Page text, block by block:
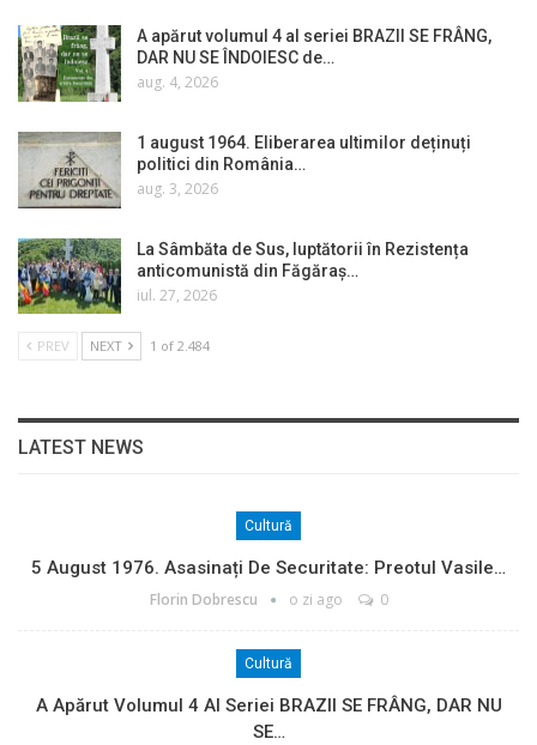
A apărut volumul 4 al seriei BRAZII SE FRÂNG,
DAR NU SE ÎNDOIESC de…
aug. 4, 2026
1 august 1964. Eliberarea ultimilor deținuți
politici din România…
aug. 3, 2026
La Sâmbăta de Sus, luptătorii în Rezistența
anticomunistă din Făgăraș…
iul. 27, 2026
PREV NEXT 1 of 2.484
LATEST NEWS
Cultură
5 August 1976. Asasinați De Securitate: Preotul Vasile…
Florin Dobrescu o zi ago 0
Cultură
A Apărut Volumul 4 Al Seriei BRAZII SE FRÂNG, DAR NU
SE…